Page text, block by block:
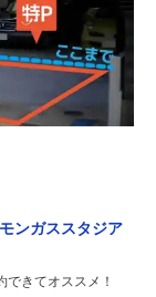
ンガススタジア
できてオススメ！